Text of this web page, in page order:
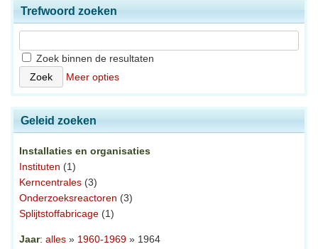
Trefwoord zoeken
Zoek binnen de resultaten
Meer opties
Geleid zoeken
Installaties en organisaties
Instituten (1)
Kerncentrales (3)
Onderzoeksreactoren (3)
Splijtstoffabricage (1)
Jaar: alles » 1960-1969 » 1964